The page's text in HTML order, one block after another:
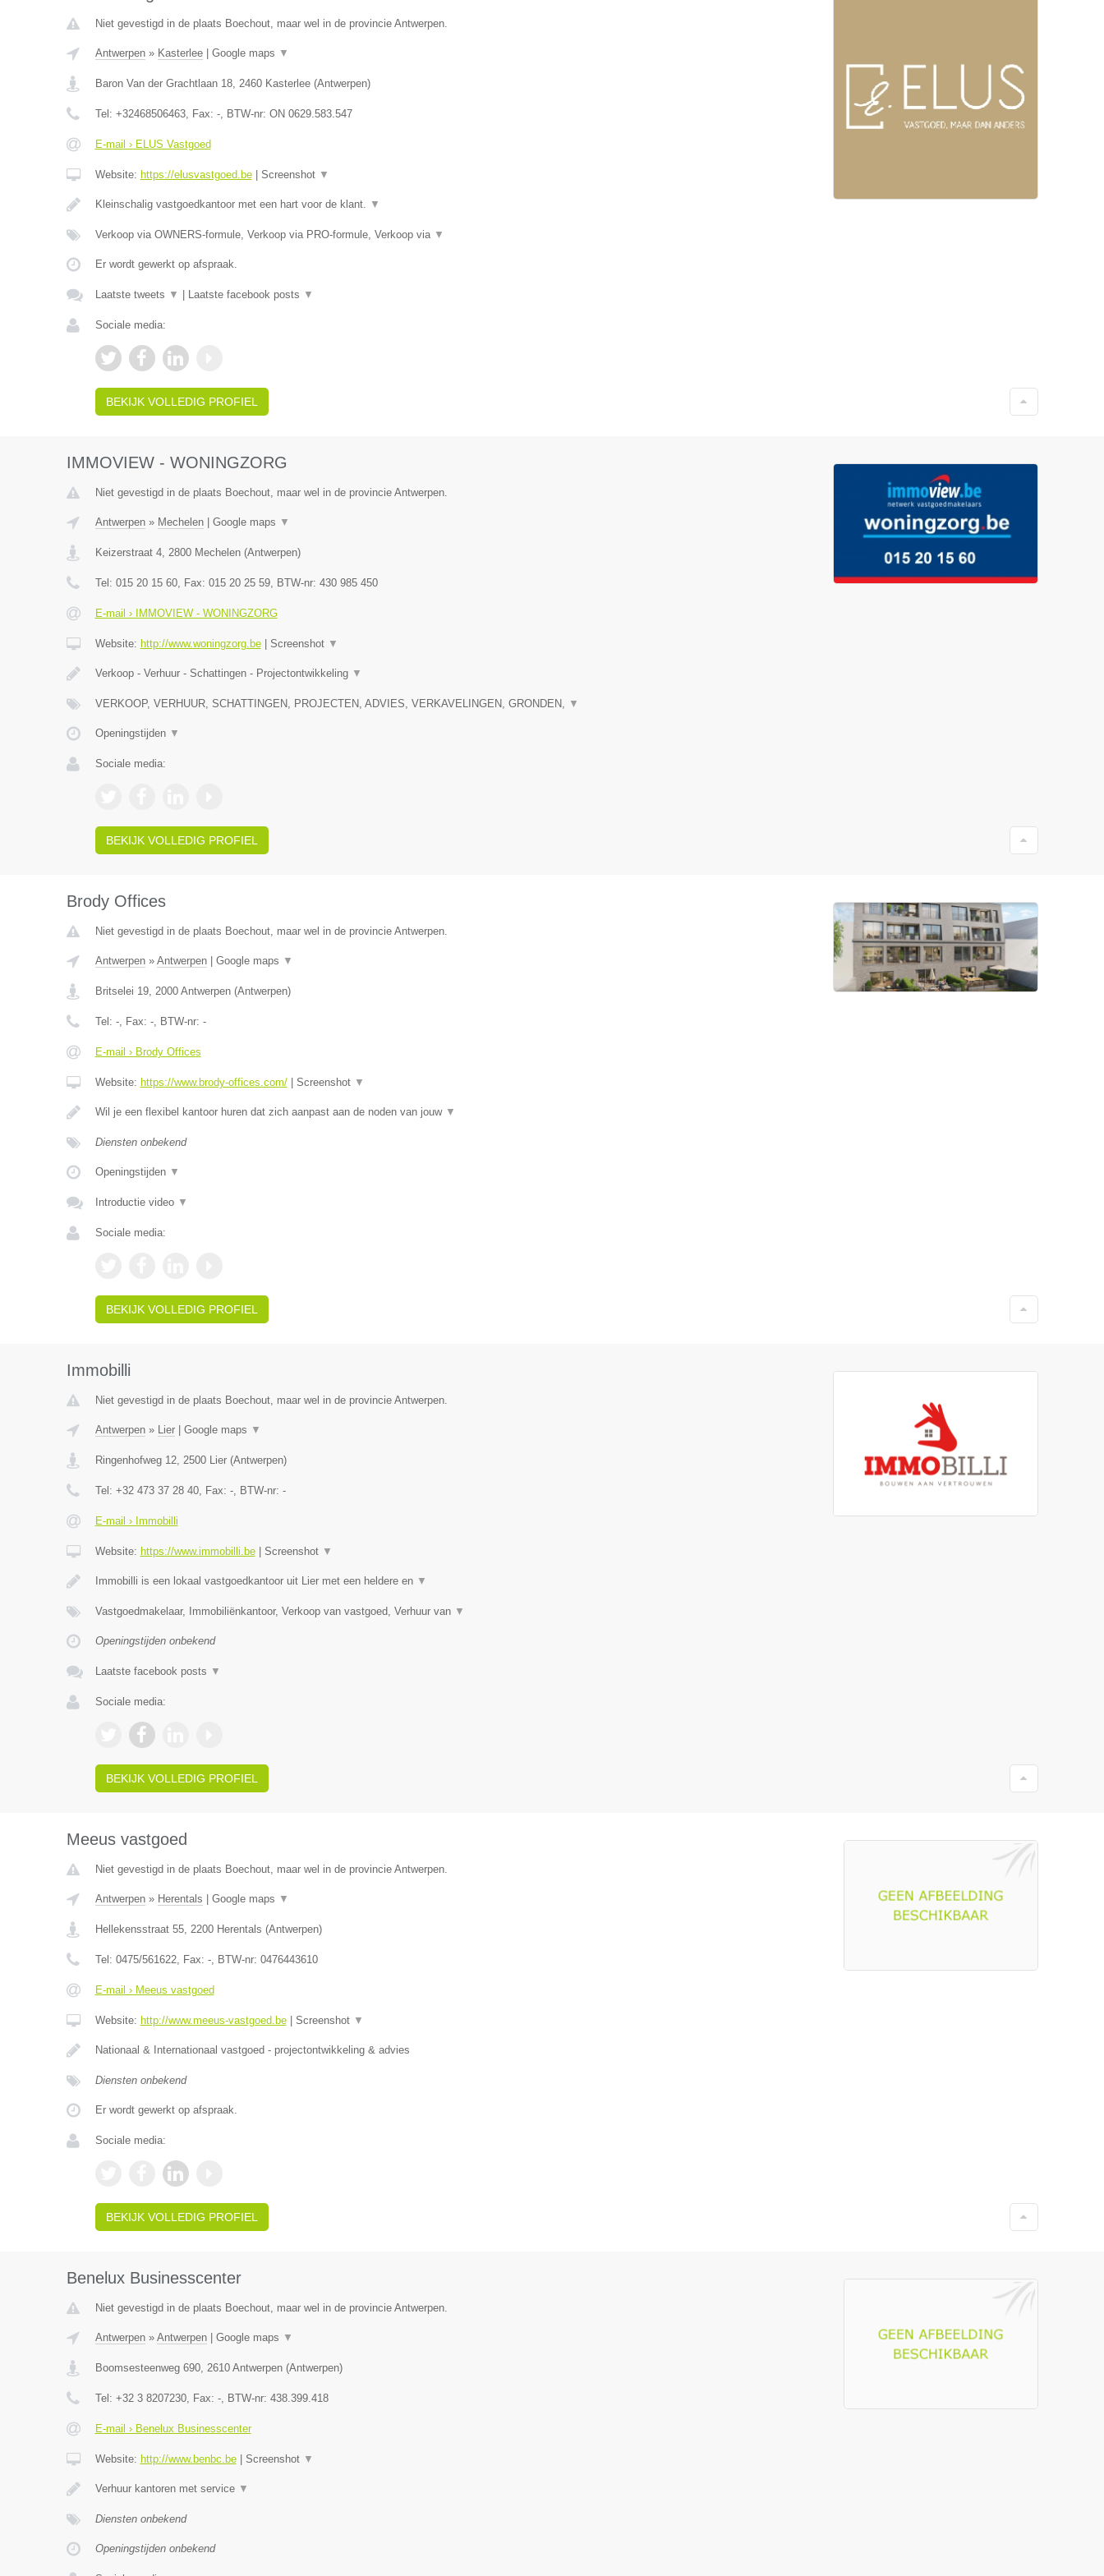
Niet gevestigd in de plaats Boechout, maar wel in de provincie Antwerpen.
Antwerpen» Kasterlee| Google maps ▼
Baron Van der Grachtlaan 18, 2460 Kasterlee(Antwerpen)
Tel: +32468506463, Fax: -, BTW-nr: ON 0629.583.547
E-mail › ELUS Vastgoed
Website: https://elusvastgoed.be| Screenshot ▼
Kleinschalig vastgoedkantoor met een hart voor de klant. ▼
Verkoop via OWNERS-formule, Verkoop via PRO-formule, Verkoop via ▼
Er wordt gewerkt op afspraak.
Laatste tweets ▼ Laatste facebook posts ▼
Sociale media:
BEKIJK VOLLEDIG PROFIEL
IMMOVIEW - WONINGZORG
Niet gevestigd in de plaats Boechout, maar wel in de provincie Antwerpen.
Antwerpen» Mechelen| Google maps ▼
Keizerstraat 4, 2800 Mechelen(Antwerpen)
Tel: 015 20 15 60, Fax: 015 20 25 59, BTW-nr: 430 985 450
E-mail › IMMOVIEW - WONINGZORG
Website: http://www.woningzorg.be| Screenshot ▼
Verkoop - Verhuur - Schattingen - Projectontwikkeling ▼
VERKOOP, VERHUUR, SCHATTINGEN, PROJECTEN, ADVIES, VERKAVELINGEN, GRONDEN, ▼
Openingstijden ▼
Sociale media:
BEKIJK VOLLEDIG PROFIEL
Brody Offices
Niet gevestigd in de plaats Boechout, maar wel in de provincie Antwerpen.
Antwerpen» Antwerpen| Google maps ▼
Britselei 19, 2000 Antwerpen(Antwerpen)
Tel: -, Fax: -, BTW-nr: -
E-mail › Brody Offices
Website: https://www.brody-offices.com/| Screenshot ▼
Wil je een flexibel kantoor huren dat zich aanpast aan de noden van jouw ▼
Diensten onbekend
Openingstijden ▼
Introductie video ▼
Sociale media:
BEKIJK VOLLEDIG PROFIEL
Immobilli
Niet gevestigd in de plaats Boechout, maar wel in de provincie Antwerpen.
Antwerpen» Lier| Google maps ▼
Ringenhofweg 12, 2500 Lier(Antwerpen)
Tel: +32 473 37 28 40, Fax: -, BTW-nr: -
E-mail › Immobilli
Website: https://www.immobilli.be| Screenshot ▼
Immobilli is een lokaal vastgoedkantoor uit Lier met een heldere en ▼
Vastgoedmakelaar, Immobiliënkantoor, Verkoop van vastgoed, Verhuur van ▼
Openingstijden onbekend
Laatste facebook posts ▼
Sociale media:
BEKIJK VOLLEDIG PROFIEL
Meeus vastgoed
Niet gevestigd in de plaats Boechout, maar wel in de provincie Antwerpen.
Antwerpen» Herentals Google maps ▼
Hellekensstraat 55, 2200 Herentals (Antwerpen)
Tel: 0475/561622, Fax: -, BTW-nr: 0476443610
E-mail › Meeus vastgoed
Website: http://www.meeus-vastgoed.be| Screenshot ▼
Nationaal & Internationaal vastgoed - projectontwikkeling & advies
Diensten onbekend
Er wordt gewerkt op afspraak.
Sociale media:
BEKIJK VOLLEDIG PROFIEL
Benelux Businesscenter
Niet gevestigd in de plaats Boechout, maar wel in de provincie Antwerpen.
Antwerpen» Antwerpen| Google maps ▼
Boomsesteenweg 690, 2610 Antwerpen(Antwerpen)
Tel: +32 3 8207230, Fax: -, BTW-nr: 438.399.418
E-mail › Benelux Businesscenter
Website: http://www.benbc.be| Screenshot ▼
Verhuur kantoren met service ▼
Diensten onbekend
Openingstijden onbekend